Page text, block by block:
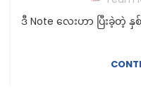
ဒီ Note လေးဟာ ပြီးခဲ့တဲ့ နှ